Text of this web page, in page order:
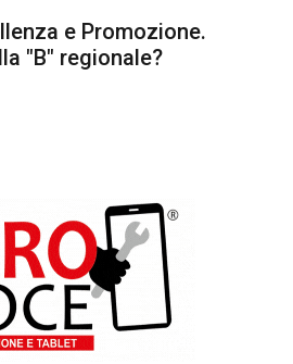
e Promozione.
"B" regionale?